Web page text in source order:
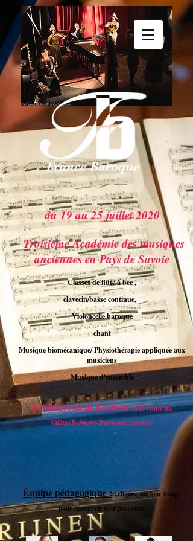
du 19 au 25 juillet 2020
Troisième Académie des musiques
anciennes en Pays de Savoie
Classes de flûte à bec ,
clavecin/basse continue,
Violoncelle baroque
chant
Musique biomécanique/ Physiothérapie appliquée aux
musiciens
Musique d'ensemble
à l'abbaye de la Rochette (945 route du
VillageBelmont-Tramonet, Savoie)
Équipe pédagogique : (cliquez sur leur image
pour découvrir leur parcours)